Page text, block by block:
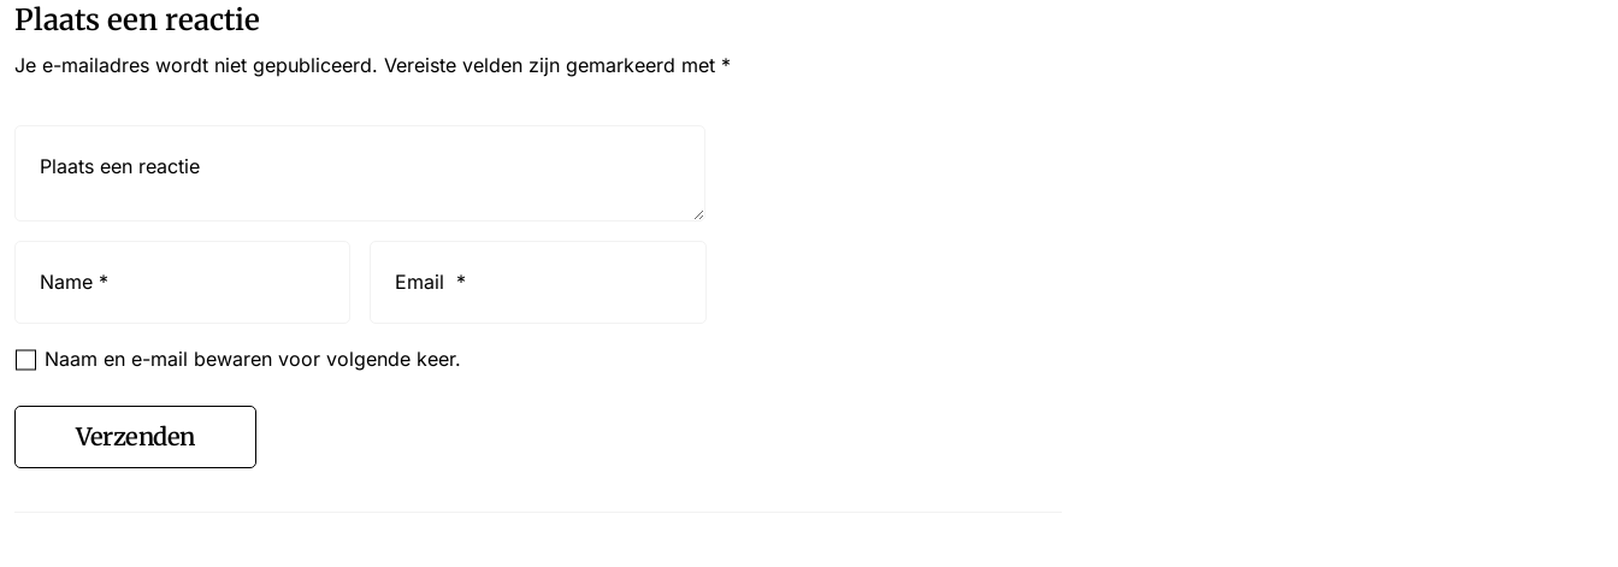
Plaats een reactie
Je e-mailadres wordt niet gepubliceerd. Vereiste velden zijn gemarkeerd met *
Naam en e-mail bewaren voor volgende keer.
Verzenden